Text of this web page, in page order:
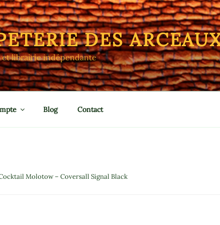
DES
et librairie indépendante
Blog Contact
Molotow – Coversall Signal Black